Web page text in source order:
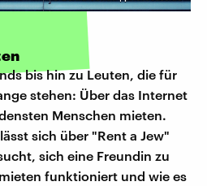
bis hin zu Leuten, die für
stehen: Über das Internet
Menschen mieten.
sich über "Rent a Jew"
sich eine Freundin zu
funktioniert und wie es